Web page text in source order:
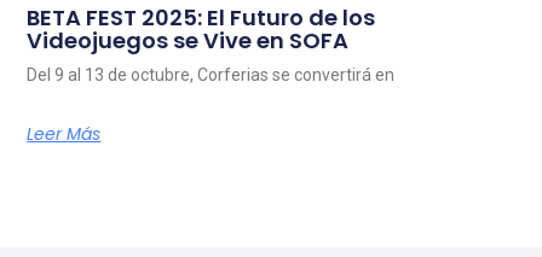
BETA FEST 2025: El Futuro de los
Videojuegos se Vive en SOFA
Del 9 al 13 de octubre, Corferias se convertirá en
Leer Más